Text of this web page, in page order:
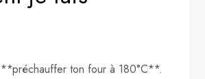
ton four à 180°C**.